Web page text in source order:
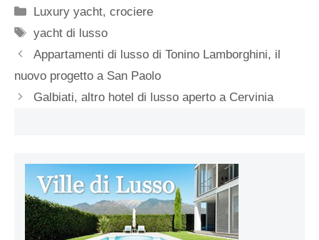
Categorie
Luxury yacht, crociere
Tag
yacht di lusso
Appartamenti di lusso di Tonino Lamborghini, il
nuovo progetto a San Paolo
Galbiati, altro hotel di lusso aperto a Cervinia